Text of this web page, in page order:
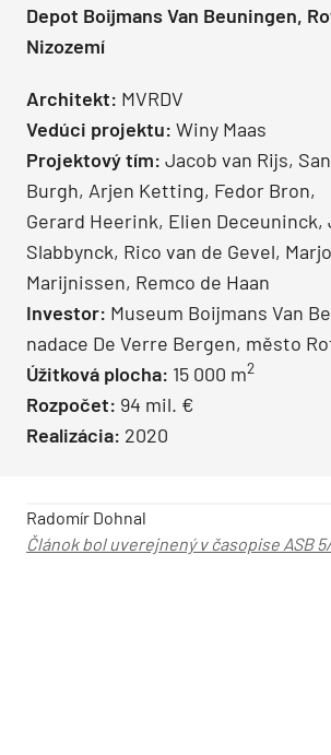
Depot Boijmans Van Beuningen,
Nizozemí
Architekt: MVRDV
Vedúci projektu: Winy Maas
Projektový tím: Jacob van Rijs,
Burgh, Arjen Ketting, Fedor Bron,
Gerard Heerink, Elien Deceuninck,
Slabbynck, Rico van de Gevel,
Marijnissen, Remco de Haan
Investor: Museum Boijmans Van
nadace De Verre Bergen, město
Úžitková plocha: 15 000 m2
Rozpočet: 94 mil. €
Realizácia: 2020
Radomír Dohnal
Článok bol uverejnený v časopise ASB